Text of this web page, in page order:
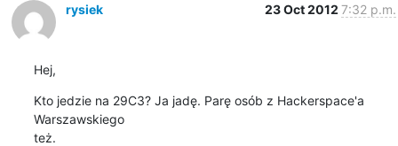
rysiek 23 Oct 2012 7:32 p.m.
Hej,
Kto jedzie na 29C3? Ja jadę. Parę osób z Hackerspace'a
Warszawskiego
też.